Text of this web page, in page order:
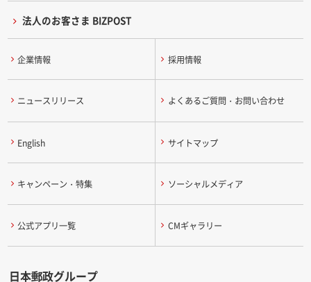
法人のお客さま BIZPOST
企業情報 採用情報
ニュースリリース よくあるご質問・お問い合わせ
English サイトマップ
キャンペーン・特集 ソーシャルメディア
公式アプリ一覧 CMギャラリー